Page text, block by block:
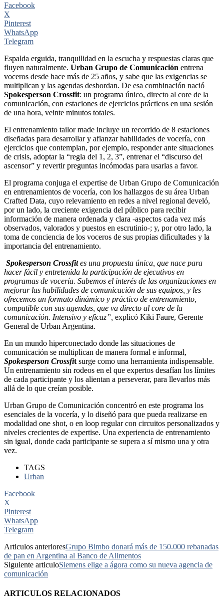
Facebook
X
Pinterest
WhatsApp
Telegram
Espalda erguida, tranquilidad en la escucha y respuestas claras que
fluyen naturalmente. Urban Grupo de Comunicación entrena
voceros desde hace más de 25 años, y sabe que las exigencias se
multiplican y las agendas desbordan. De esa combinación nació
Spokesperson Crossfit: un programa único, directo al core de la
comunicación, con estaciones de ejercicios prácticos en una sesión
de una hora, veinte minutos totales.
El entrenamiento tailor made incluye un recorrido de 8 estaciones
diseñadas para desarrollar y afianzar habilidades de vocería, con
ejercicios que contemplan, por ejemplo, responder ante situaciones
de crisis, adoptar la “regla del 1, 2, 3”, entrenar el “discurso del
ascensor” y revertir preguntas incómodas para usarlas a favor.
El programa conjuga el expertise de Urban Grupo de Comunicación
en entrenamientos de vocería, con los hallazgos de su área Urban
Crafted Data, cuyo relevamiento en redes a nivel regional develó,
por un lado, la creciente exigencia del público para recibir
información de manera ordenada y clara -aspectos cada vez más
observados, valorados y puestos en escrutinio-; y, por otro lado, la
toma de conciencia de los voceros de sus propias dificultades y la
importancia del entrenamiento.
Spokesperson Crossfites una propuesta única, que nace para
hacer fácil y entretenida la participación de ejecutivos en
programas de vocería. Sabemos el interés de las organizaciones en
mejorar las habilidades de comunicación de sus equipos, y les
ofrecemos un formato dinámico y práctico de entrenamiento,
compatible con sus agendas, que va directo al core de la
comunicación. Intensivo y eficaz”, explicó Kiki Faure, Gerente
General de Urban Argentina.
En un mundo hiperconectado donde las situaciones de
comunicación se multiplican de manera formal e informal,
Spokesperson Crossfit surge como una herramienta indispensable.
Un entrenamiento sin rodeos en el que expertos desafían los límites
de cada participante y los alientan a perseverar, para llevarlos más
allá de lo que creían posible.
Urban Grupo de Comunicación concentró en este programa los
esenciales de la vocería, y lo diseñó para que pueda realizarse en
modalidad one shot, o en loop regular con circuitos personalizados y
niveles crecientes de expertise. Una experiencia de entrenamiento
sin igual, donde cada participante se supera a sí mismo una y otra
vez.
TAGS
Urban
Facebook
X
Pinterest
WhatsApp
Telegram
Articulos anterioresGrupo Bimbo donará más de 150.000 rebanadas
de pan en Argentina al Banco de Alimentos
Siguiente articuloSiemens elige a ágora como su nueva agencia de
comunicación
ARTICULOS RELACIONADOS